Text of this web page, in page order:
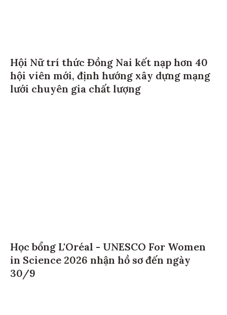
Hội Nữ trí thức Đồng Nai kết nạp hơn 40
hội viên mới, định hướng xây dựng mạng
lưới chuyên gia chất lượng
Học bổng L'Oréal - UNESCO For Women
in Science 2026 nhận hồ sơ đến ngày
30/9